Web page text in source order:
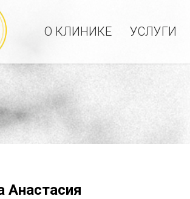
О КЛИНИКЕ УСЛУГИ
Анастасия